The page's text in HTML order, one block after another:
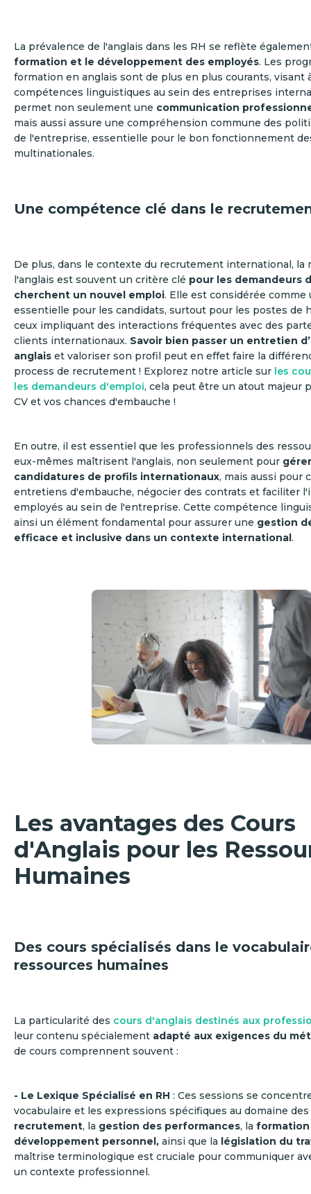
La prévalence de l'anglais dans les RH se reflète
formation et le développement des employés. Les
formation en anglais sont de plus en plus courants, visant
compétences linguistiques au sein des entreprises
permet non seulement une communication
mais aussi assure une compréhension commune des
de l'entreprise, essentielle pour le bon fonctionnement
multinationales.
Une compétence clé dans le
De plus, dans le contexte du recrutement international, la
l'anglais est souvent un critère clé pour les demandeurs
cherchent un nouvel emploi. Elle est considérée
essentielle pour les candidats, surtout pour les postes de
ceux impliquant des interactions fréquentes avec des
clients internationaux. Savoir bien passer un entretien
anglais et valoriser son profil peut en effet faire la
process de recrutement ! Explorez notre article sur les
les demandeurs d'emploi, cela peut être un atout majeur
CV et vos chances d'embauche !
En outre, il est essentiel que les professionnels des
eux-mêmes maîtrisent l'anglais, non seulement pour
candidatures de profils internationaux, mais aussi pour
entretiens d'embauche, négocier des contrats et faciliter
employés au sein de l'entreprise. Cette compétence
ainsi un élément fondamental pour assurer une gestion
efficace et inclusive dans un contexte international.
Les avantages des Cours
d'Anglais pour les
Humaines
Des cours spécialisés dans le
ressources humaines
La particularité des cours d'anglais destinés aux
leur contenu spécialement adapté aux exigences du
de cours comprennent souvent :
- Le Lexique Spécialisé en RH : Ces sessions se
vocabulaire et les expressions spécifiques au domaine
recrutement, la gestion des performances, la
développement personnel, ainsi que la législation du
maîtrise terminologique est cruciale pour communiquer
un contexte professionnel.